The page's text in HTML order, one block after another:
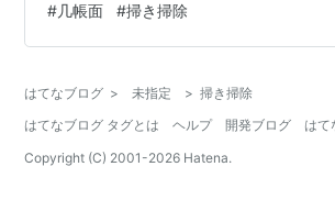
ら、塵取りに心地よい音を立てて小石が
はないか！ き・も・ち・イ・イ！！！
に毎回都合よく小石が落ちてることなん
向こう三軒両隣に遠征していくようにな
な理由なので「あ～ら、吉岡さんのご主
#几帳面 #掃き掃除
はてなブログ > 未指定 > 掃き掃除
はてなブログ タグとは
ヘルプ 開発ブログ
はて
Copyright (C) 2001-2026 Hatena.